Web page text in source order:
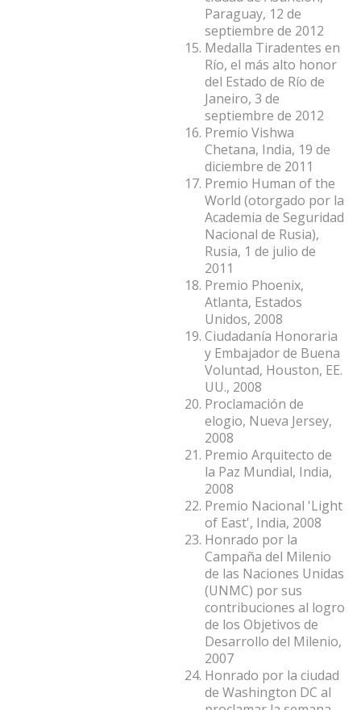
Paraguay, 12 de
septiembre de 2012
Medalla Tiradentes en
Río, el más alto honor
del Estado de Río de
Janeiro, 3 de
septiembre de 2012
Premio Vishwa
Chetana, India, 19 de
diciembre de 2011
Premio Human of the
World (otorgado por la
Academia de Seguridad
Nacional de Rusia),
Rusia, 1 de julio de
2011
Premio Phoenix,
Atlanta, Estados
Unidos, 2008
Ciudadanía Honoraria
y Embajador de Buena
Voluntad, Houston, EE.
UU., 2008
Proclamación de
elogio, Nueva Jersey,
2008
Premio Arquitecto de
la Paz Mundial, India,
2008
Premio Nacional 'Light
of East', India, 2008
Honrado por la
Campaña del Milenio
de las Naciones Unidas
(UNMC) por sus
contribuciones al logro
de los Objetivos de
Desarrollo del Milenio,
2007
Honrado por la ciudad
de Washington DC al